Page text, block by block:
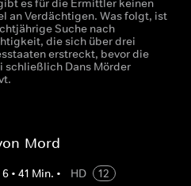
es für die Ermittler keinen
an Verdächtigen. Was folgt, ist
Suche nach
die sich über drei
erstreckt, bevor die
schließlich Dans Mörder
Mord
6 •41 Min. • HD
12